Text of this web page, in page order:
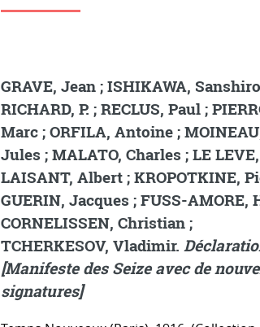
GRAVE, Jean ; ISHIKAWA,
RICHARD, P. ; RECLUS, Paul ;
Marc ; ORFILA, Antoine ;
Jules ; MALATO, Charles ; LE
LAISANT, Albert ; KROPOTKINE,
GUERIN, Jacques ; FUSS-AMORE,
CORNELISSEN, Christian ;
TCHERKESOV, Vladimir.
[Manifeste des Seize avec de
signatures]